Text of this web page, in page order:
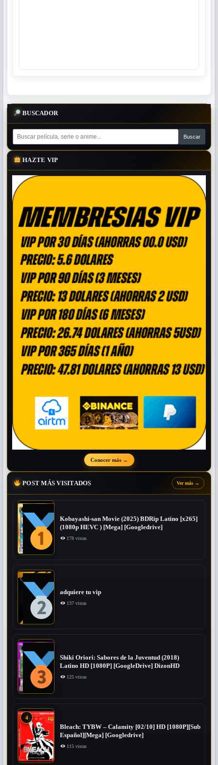
BUSCADOR
HAZTE VIP
Conocer más →
POST MÁS VISITADOS Ver más →
Kobayashi-san Movie (2025) BDRip Latino [x265]
(1080p HEVC ) [Mega] [Googledrive]
178 vistas
adquiere tu vip
137 vistas
Shiki Oriori: Sabores de la Juventud (2018)
Latino HD [1080P] [GoogleDrive] DizonHD
125 vistas
4
Bleach: TYBW – Calamity [02/10] HD [1080P][Sub
Español][Mega] [Googledrive]
115 vistas